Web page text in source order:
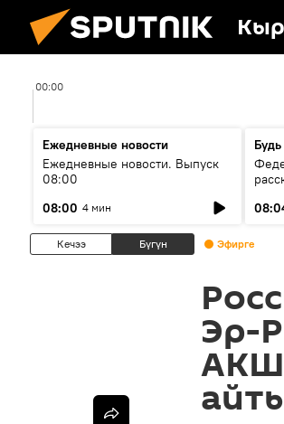
00:00
Ежедневные новости
Ежедневные новости. Выпуск
08:00
08:00 4 мин
Кечээ Бүгүн Эфирге
Эр-